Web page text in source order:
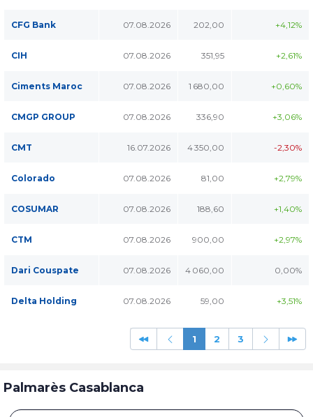
CFG Bank 07.08.2026 202,00 +4,12%
CIH 07.08.2026 351,95 +2,61%
Ciments Maroc 07.08.2026 1 680,00 +0,60%
CMGP GROUP 07.08.2026 336,90 +3,06%
CMT 16.07.2026 4 350,00 -2,30%
Colorado 07.08.2026 81,00 +2,79%
COSUMAR 07.08.2026 188,60 +1,40%
CTM 07.08.2026 900,00 +2,97%
Dari Couspate 07.08.2026 4 060,00 0,00%
Delta Holding 07.08.2026 59,00 +3,51%
1 2 3
Palmarès Casablanca